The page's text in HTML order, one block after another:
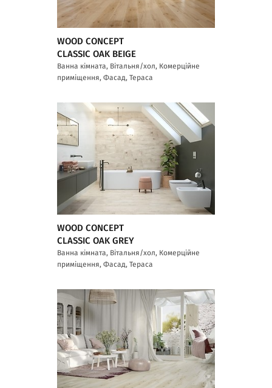
WOOD CONCEPT
CLASSIC OAK BEIGE
Ванна кімната, Вітальня/хол, Комерційне
приміщення, Фасад, Тераса
WOOD CONCEPT
CLASSIC OAK GREY
Ванна кімната, Вітальня/хол, Комерційне
приміщення, Фасад, Тераса